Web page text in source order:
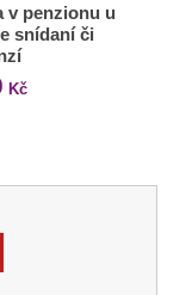
v penzionu u
snídaní či
Kč